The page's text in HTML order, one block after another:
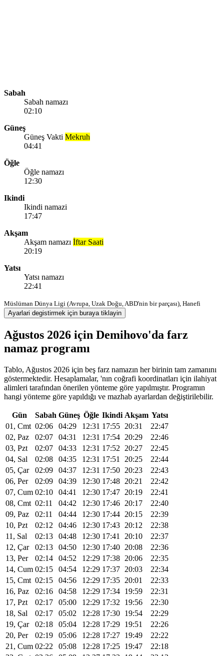
Sabah
Sabah namazı
02:10
Güneş
Güneş Vakti Mekruh
04:41
Öğle
Öğle namazı
12:30
Ikindi
Ikindi namazi
17:47
Akşam
Akşam namazı İftar Saati
20:19
Yatsı
Yatsı namazı
22:41
Müslüman Dünya Ligi (Avrupa, Uzak Doğu, ABD'nin bir parçası), Hanefi
Ayarlari degistirmek için buraya tiklayin
Ağustos 2026 için Demihovo'da farz
namaz programı
Tablo, Ağustos 2026 için beş farz namazın her birinin tam zamanını
göstermektedir. Hesaplamalar, 'nın coğrafi koordinatları için ilahiyat
alimleri tarafından önerilen yönteme göre yapılmıştır. Programın
hangi yönteme göre yapıldığı ve mazhab ayarlardan değiştirilebilir.
Gün Sabah Güneş Öğle Ikindi Akşam Yatsı
01, Cmt 02:06 04:29 12:31 17:55 20:31
22:47
02, Paz
02:07 04:31 12:31 17:54 20:29
22:46
03, Pzt
02:07 04:33 12:31 17:52 20:27
22:45
04, Sal
02:08 04:35 12:31 17:51 20:25
22:44
05, Çar
02:09 04:37 12:31 17:50 20:23
22:43
06, Per
02:09 04:39 12:30 17:48 20:21
22:42
07, Cum 02:10 04:41 12:30 17:47 20:19
22:41
08, Cmt 02:11 04:42 12:30 17:46 20:17
22:40
09, Paz
02:11 04:44 12:30 17:44 20:15
22:39
10, Pzt
02:12 04:46 12:30 17:43 20:12
22:38
11, Sal
02:13 04:48 12:30 17:41 20:10
22:37
12, Çar
02:13 04:50 12:30 17:40 20:08
22:36
13, Per
02:14 04:52 12:29 17:38 20:06
22:35
14, Cum 02:15 04:54 12:29 17:37 20:03
22:34
15, Cmt 02:15 04:56 12:29 17:35 20:01
22:33
16, Paz
02:16 04:58 12:29 17:34 19:59
22:31
17, Pzt
02:17 05:00 12:29 17:32 19:56
22:30
18, Sal
02:17 05:02 12:28 17:30 19:54
22:29
19, Çar
02:18 05:04 12:28 17:29 19:51
22:26
20, Per
02:19 05:06 12:28 17:27 19:49
22:22
21, Cum 02:22 05:08 12:28 17:25 19:47
22:18